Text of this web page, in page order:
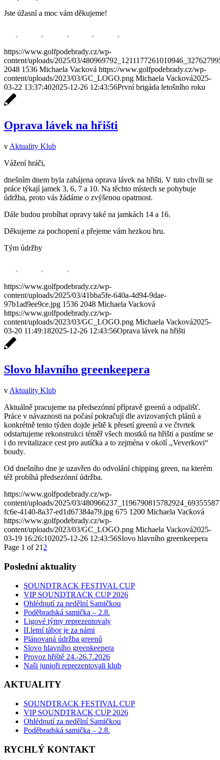
Jste úžasní a moc vám děkujeme!
https://www.golfpodebrady.cz/wp-
content/uploads/2025/03/
2048 1536 Michaela Vacková https://www.golfpodebrady.cz/wp-
content/uploads/2023/03/GC_LOGO.png Michaela Vacková2025-
03-22 13:37:402025-12-26 12:43:56První brigáda letošního roku
Oprava lávek na hřišti
v Aktuality Klub
Vážení hráči,
dnešním dnem byla zahájena oprava lávek na hřišti. V tuto chvíli se
práce týkají jamek 3, 6, 7 a 10. Na těchto místech se pohybuje
údržba, proto vás žádáme o zvýšenou opatrnost.
Dále budou probíhat opravy také na jamkách 14 a 16.
Děkujeme za pochopení a přejeme vám hezkou hru.
Tým údržby
https://www.golfpodebrady.cz/wp-
content/uploads/2025/03/41bba5fe-640a-4d94-9dae-
97b1ad9ee9ce.jpg 1536 2048 Michaela Vacková
https://www.golfpodebrady.cz/wp-
content/uploads/2023/03/GC_LOGO.png Michaela Vacková2025-
03-20 11:49:182025-12-26 12:43:56Oprava lávek na hřišti
Slovo hlavního greenkeepera
v Aktuality Klub
Aktuálně pracujeme na předsezónní přípravě greenů a odpališť.
Práce v návaznosti na počasí pokračují dle avizovaných plánů a
konkrétně tento týden dojde ještě k přesetí greenů a ve čtvrtek
odstartujeme rekonstrukci téměř všech mostků na hřišti a pustíme se
i do revitalizace cest pro autíčka a to zejména v okolí ,,Veverkovi“
boudy.
Od dnešního dne je uzavřen do odvolání chipping green, na kterém
též probíhá předsezónní údržba.
https://www.golfpodebrady.cz/wp-
content/uploads/2025/03/
fc6e-4140-8a37-ed1d67384a79.jpg 675 1200 Michaela Vacková
https://www.golfpodebrady.cz/wp-
content/uploads/2023/03/GC_LOGO.png Michaela Vacková2025-
03-19 16:26:102025-12-26 12:43:56Slovo hlavního greenkeepera
Page 1 of 21 2
Poslední aktuality
SOUNDTRACK FESTIVAL CUP
VIP SOUNDTRACK CUP 2026
Ohlédnutí za nedělní Samičkou
Poděbradská samička – 2.8.
Ligové týmy reprezentovaly
II.letní tábor je za námi
Plánovaná údržba greenů
Slovo hlavního greenkeepera
Provoz hřiště 24.-26.7.2026
Naši junioři reprezentovali klub
AKTUALITY
SOUNDTRACK FESTIVAL CUP
VIP SOUNDTRACK CUP 2026
Ohlédnutí za nedělní Samičkou
Poděbradská samička – 2.8.
RYCHLÝ KONTAKT